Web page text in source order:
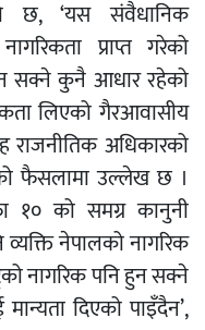
छ, ‘यस संवैधानिक
प्राप्त गरेको
सक्ने कुनै आधार रहेको
लिएको गैरआवासीय
राजनीतिक अधिकारको
फैसलामा उल्लेख छ ।
१० को समग्र कानुनी
व्यक्ति नेपालको नागरिक
नागरिक पनि हुन सक्ने
मान्यता दिएको पाइँदैन’,